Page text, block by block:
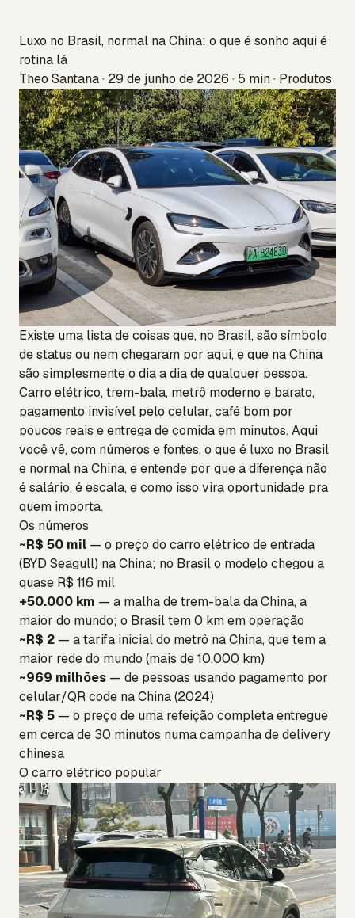
Luxo no Brasil, normal na China: o que é sonho aqui é
rotina lá
Theo Santana · 29 de junho de 2026 · 5 min · Produtos
Existe uma lista de coisas que, no Brasil, são símbolo
de status ou nem chegaram por aqui, e que na China
são simplesmente o dia a dia de qualquer pessoa.
Carro elétrico, trem-bala, metrô moderno e barato,
pagamento invisível pelo celular, café bom por
poucos reais e entrega de comida em minutos. Aqui
você vê, com números e fontes, o que é luxo no Brasil
e normal na China, e entende por que a diferença não
é salário, é escala, e como isso vira oportunidade pra
quem importa.
Os números
~R$ 50 mil — o preço do carro elétrico de entrada
(BYD Seagull) na China; no Brasil o modelo chegou a
quase R$ 116 mil
+50.000 km — a malha de trem-bala da China, a
maior do mundo; o Brasil tem 0 km em operação
~R$ 2 — a tarifa inicial do metrô na China, que tem a
maior rede do mundo (mais de 10.000 km)
~969 milhões — de pessoas usando pagamento por
celular/QR code na China (2024)
~R$ 5 — o preço de uma refeição completa entregue
em cerca de 30 minutos numa campanha de delivery
chinesa
O carro elétrico popular